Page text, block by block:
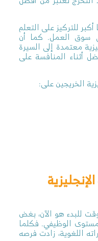
للتركيز على التعلم
سوق العمل. كما أن
معتمدة إلى السيرة
أثناء المنافسة على
الخريجين على:
للبدء هو الآن، بغض
الوظيفي. فكلما
اللغوية، زادت فرصه